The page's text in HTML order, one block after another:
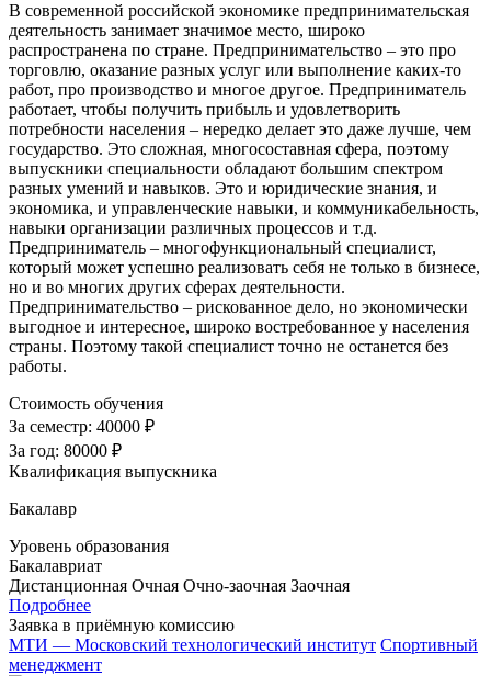
В современной российской экономике предпринимательская
деятельность занимает значимое место, широко
распространена по стране. Предпринимательство – это про
торговлю, оказание разных услуг или выполнение каких-то
работ, про производство и многое другое. Предприниматель
работает, чтобы получить прибыль и удовлетворить
потребности населения – нередко делает это даже лучше, чем
государство. Это сложная, многосоставная сфера, поэтому
выпускники специальности обладают большим спектром
разных умений и навыков. Это и юридические знания, и
экономика, и управленческие навыки, и коммуникабельность,
навыки организации различных процессов и т.д.
Предприниматель – многофункциональный специалист,
который может успешно реализовать себя не только в бизнесе,
но и во многих других сферах деятельности.
Предпринимательство – рискованное дело, но экономически
выгодное и интересное, широко востребованное у населения
страны. Поэтому такой специалист точно не останется без
работы.
Стоимость обучения
За семестр: 40000 ₽
За год: 80000 ₽
Квалификация выпускника
Бакалавр
Уровень образования
Бакалавриат
Дистанционная Очная Очно-заочная Заочная
Подробнее
Заявка в приёмную комиссию
МТИ — Московский технологический институт Спортивный
менеджмент